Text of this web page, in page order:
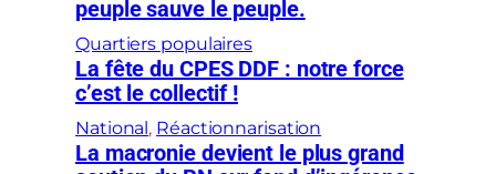
peuple sauve le peuple.
Quartiers populaires
La fête du CPES DDF : notre force
c’est le collectif !
National , Réactionnarisation
La macronie devient le plus grand